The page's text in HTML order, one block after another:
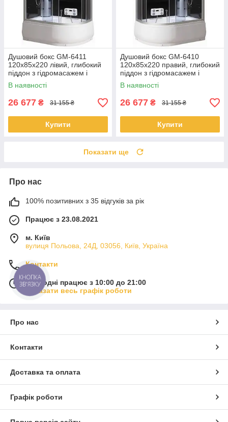
Душовий бокс GM-6411
120x85x220 лівий, глибокий
піддон з гідромасажем і
електронікою
В наявності
26 677 ₴ 31 155 ₴
Купити
Душовий бокс GM-6410
120x85x220 правий, глибокий
піддон з гідромасажем і
електронікою
В наявності
26 677 ₴ 31 155 ₴
Купити
Показати ще
Про нас
100% позитивних з 35 відгуків за рік
Працює з 23.08.2021
м. Київ
вулиця Польова, 24Д, 03056, Київ, Україна
Контакти
Сьогодні працює з 10:00 до 21:00
Показати весь графік роботи
Про нас
Контакти
Доставка та оплата
Графік роботи
КНОПКА
ЗВ'ЯЗКУ